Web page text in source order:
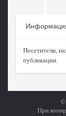
Посетители,
публикации.
©
При